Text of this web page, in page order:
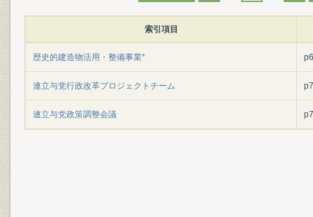
索引項目
歴史的建造物活用・整備事業*
連立与党行政改革プロジェクトチーム
連立与党政策調整会議